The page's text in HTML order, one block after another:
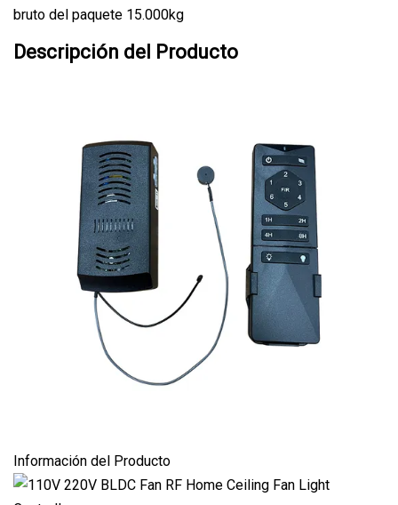
bruto del paquete 15.000kg
Descripción del Producto
Información del Producto